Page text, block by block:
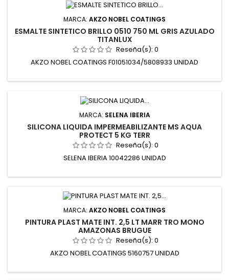
MARCA: AKZO NOBEL COATINGS
ESMALTE SINTETICO BRILLO 0510 750 ML GRIS AZULADO
TITANLUX
Reseña(s): 0
AKZO NOBEL COATINGS F01051034/5808933 UNIDAD
MARCA: SELENA IBERIA
SILICONA LIQUIDA IMPERMEABILIZANTE MS AQUA
PROTECT 5 KG TERR
Reseña(s): 0
SELENA IBERIA 10042286 UNIDAD
MARCA: AKZO NOBEL COATINGS
PINTURA PLAST MATE INT. 2,5 LT MARR TRO MONO
AMAZONAS BRUGUE
Reseña(s): 0
AKZO NOBEL COATINGS 5160757 UNIDAD